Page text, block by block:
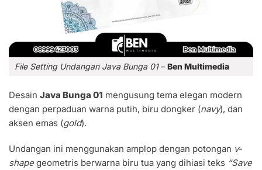
File Setting Undangan Java Bunga 01– Ben Multimedia
Desain Java Bunga 01 mengusung tema elegan modern
dengan perpaduan warna putih, biru dongker (navy), dan
aksen emas (gold).
Undangan ini menggunakan amplop dengan potongan v-
shapegeometris berwarna biru tua yang dihiasi teks “Save